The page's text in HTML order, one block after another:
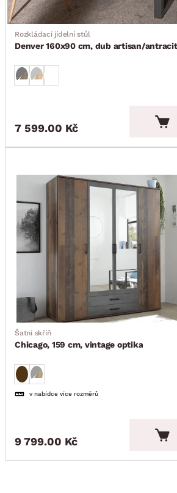
Rozkládací jídelní stůl
Denver 160x90 cm, dub artisan/antracit
7 599.00 Kč
Šatní skříň
Chicago, 159 cm, vintage optika
v nabídce více rozměrů
9 799.00 Kč